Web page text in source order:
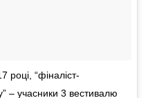
році, “фіналіст-
– учасники 3 вестивалю